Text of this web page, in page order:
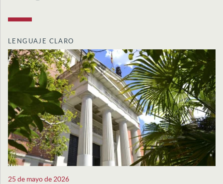
LENGUAJE CLARO
25 de mayo de 2026